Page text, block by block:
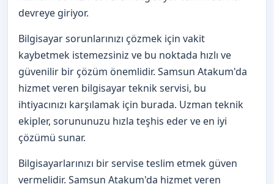
devreye giriyor.
Bilgisayar sorunlarınızı çözmek için vakit
kaybetmek istemezsiniz ve bu noktada hızlı ve
güvenilir bir çözüm önemlidir. Samsun Atakum'da
hizmet veren bilgisayar teknik servisi, bu
ihtiyacınızı karşılamak için burada. Uzman teknik
ekipler, sorununuzu hızla teşhis eder ve en iyi
çözümü sunar.
Bilgisayarlarınızı bir servise teslim etmek güven
vermelidir. Samsun Atakum'da hizmet veren